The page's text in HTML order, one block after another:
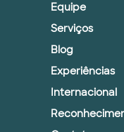
Equipe
Serviços
Blog
Experiências
Internacional